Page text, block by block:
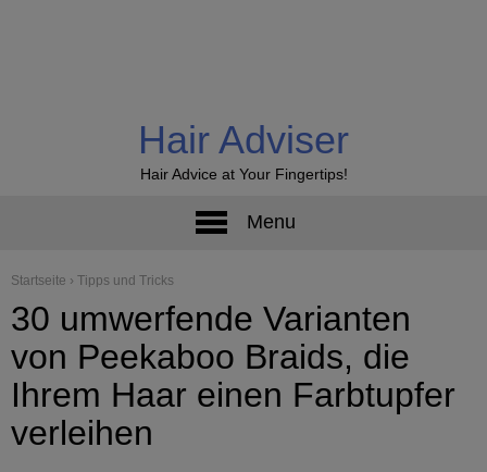
Hair Adviser
Hair Advice at Your Fingertips!
Menu
Startseite › Tipps und Tricks
30 umwerfende Varianten
von Peekaboo Braids, die
Ihrem Haar einen Farbtupfer
verleihen